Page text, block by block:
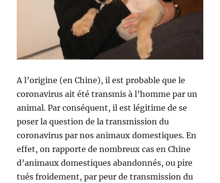
A l’origine (en Chine), il est probable que le
coronavirus ait été transmis à l’homme par un
animal. Par conséquent, il est légitime de se
poser la question de la transmission du
coronavirus par nos animaux domestiques. En
effet, on rapporte de nombreux cas en Chine
d’animaux domestiques abandonnés, ou pire
tués froidement, par peur de transmission du